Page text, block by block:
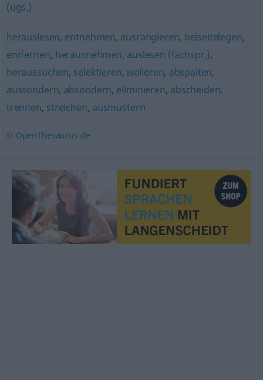
(ugs.)
herauslesen, entnehmen, ausrangieren, beiseitelegen,
entfernen, herausnehmen, auslesen (fachspr.),
heraussuchen, selektieren, isolieren, abspalten,
aussondern, absondern, eliminieren, abscheiden,
trennen, streichen, ausmustern
© OpenThesaurus.de